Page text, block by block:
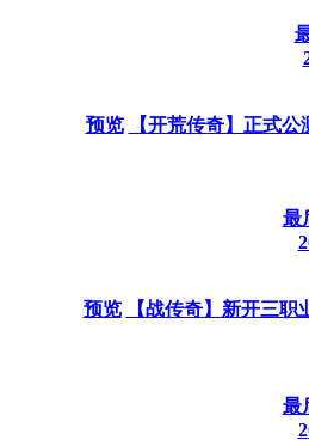
预览 【开荒传奇】正式
最
预览 【战传奇】新开三职
最